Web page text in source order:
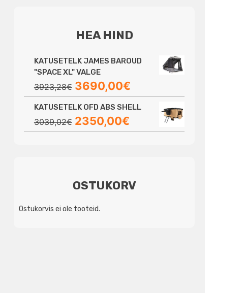
HEA HIND
KATUSETELK JAMES BAROUD
"SPACE XL" VALGE
3923,28€ Algne
hind
oli:
3923,28€.
3690,00€Praegune
hind
on:
3690,00€.
KATUSETELK OFD ABS SHELL
3039,02€ Algne
hind
2350,00€Praegune
hind
OSTUKORV
Ostukorvis ei ole tooteid.